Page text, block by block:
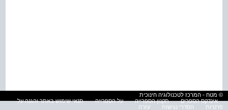
© מטח - המרכז לטכנולוגיה חינוכית
אינדקס הספרים
תקנון הספרייה על הספרייה
תנאי שימוש באתר והגנה על
פרטיות
הסדרי נגישות עזרה